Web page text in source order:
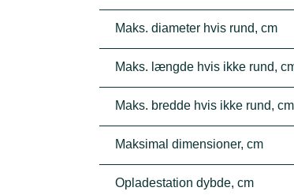
Maks. diameter hvis rund, cm
Maks. længde hvis ikke rund,
Maks. bredde hvis ikke rund, cm
Maksimal dimensioner, cm
Opladestation dybde, cm